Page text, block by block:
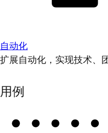
自动化
扩展自动化，实现技术、
用例